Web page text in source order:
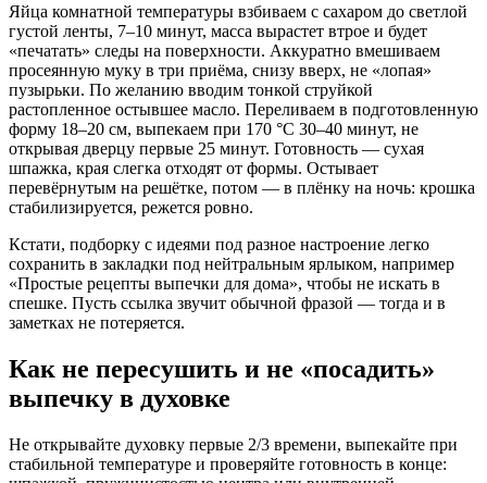
Яйца комнатной температуры взбиваем с сахаром до светлой
густой ленты, 7–10 минут, масса вырастет втрое и будет
«печатать» следы на поверхности. Аккуратно вмешиваем
просеянную муку в три приёма, снизу вверх, не «лопая»
пузырьки. По желанию вводим тонкой струйкой
растопленное остывшее масло. Переливаем в подготовленную
форму 18–20 см, выпекаем при 170 °C 30–40 минут, не
открывая дверцу первые 25 минут. Готовность — сухая
шпажка, края слегка отходят от формы. Остывает
перевёрнутым на решётке, потом — в плёнку на ночь: крошка
стабилизируется, режется ровно.
Кстати, подборку с идеями под разное настроение легко
сохранить в закладки под нейтральным ярлыком, например
«Простые рецепты выпечки для дома», чтобы не искать в
спешке. Пусть ссылка звучит обычной фразой — тогда и в
заметках не потеряется.
Как не пересушить и не «посадить»
выпечку в духовке
Не открывайте духовку первые 2/3 времени, выпекайте при
стабильной температуре и проверяйте готовность в конце: